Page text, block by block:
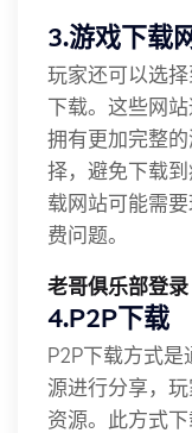
3.游戏下载
玩家还可以选
下载。这些网
拥有更加完整
择，避免下载
载网站可能需
费问题。
老哥俱乐部登录
4.P2P下载
P2P下载方式
源进行分享，
资源。此方式